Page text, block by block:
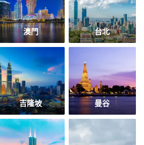
澳門 台北
吉隆坡 曼谷